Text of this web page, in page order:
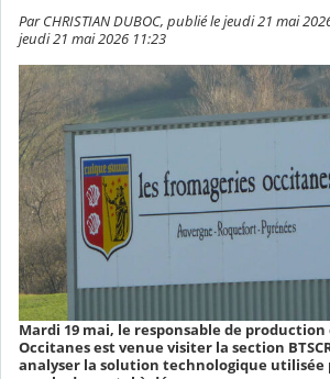
Par CHRISTIAN DUBOC, publié le jeudi 21 mai
jeudi 21 mai 2026 11:23
Mardi 19 mai, le responsable de production
Occitanes est venue visiter la section
analyser la solution technologique